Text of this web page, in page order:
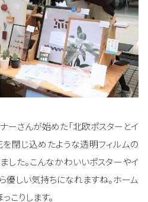
ーさんが始めた「北欧ポスターとイ
を閉じ込めたような透明フィルムの
した。こんなかわいいポスターやイ
優しい気持ちになれますね。ホーム
こりします。